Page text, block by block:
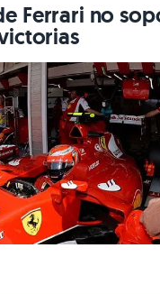
Ferrari no